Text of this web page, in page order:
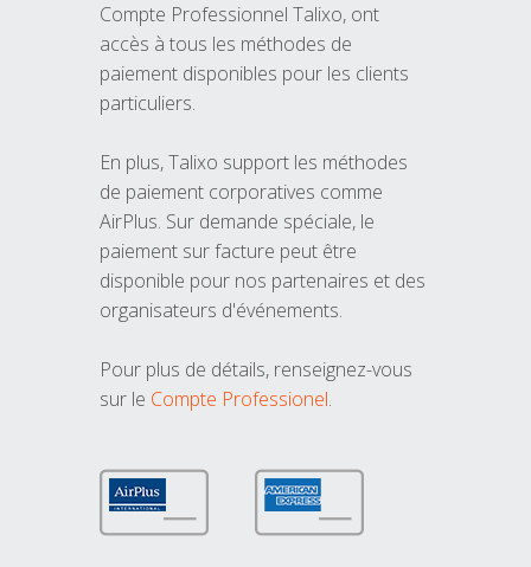
Compte Professionnel Talixo, ont
accès à tous les méthodes de
paiement disponibles pour les clients
particuliers.
En plus, Talixo support les méthodes
de paiement corporatives comme
AirPlus. Sur demande spéciale, le
paiement sur facture peut être
disponible pour nos partenaires et des
organisateurs d'événements.
Pour plus de détails, renseignez-vous
sur le Compte Professionel.